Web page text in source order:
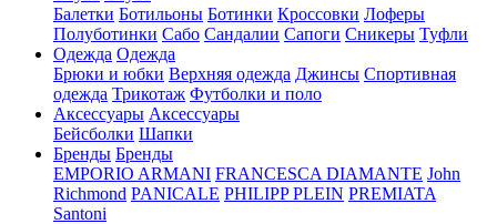
Балетки Ботильоны Ботинки Кроссовки Лоферы
Полуботинки Сабо Сандалии Сапоги Сникеры Туфли
Одежда Одежда
Брюки и юбки Верхняя одежда Джинсы Спортивная
одежда Трикотаж Футболки и поло
Аксессуары Аксессуары
Бейсболки Шапки
Бренды Бренды
EMPORIO ARMANI FRANCESCA DIAMANTE John
Richmond PANICALE PHILIPP PLEIN PREMIATA
Santoni